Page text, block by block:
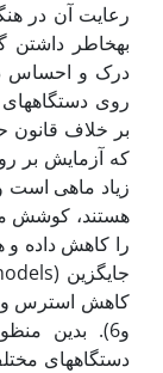
رعایت آن در
به‏خاطر داشتن
درک و احساس
روی دستگاه‏های
بر خلاف قانون
که آزمایش بر
زیاد ماهی است
هستند، کوشش
را کاهش داده و
و6). بدین
دستگاه‏های